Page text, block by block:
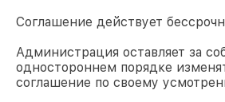
Соглашение действует
Администрация оставляет за
одностороннем порядке
соглашение по своему